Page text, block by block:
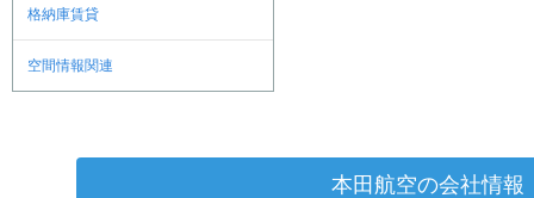
格納庫賃貸
空間情報関連
本田航空の会社情報